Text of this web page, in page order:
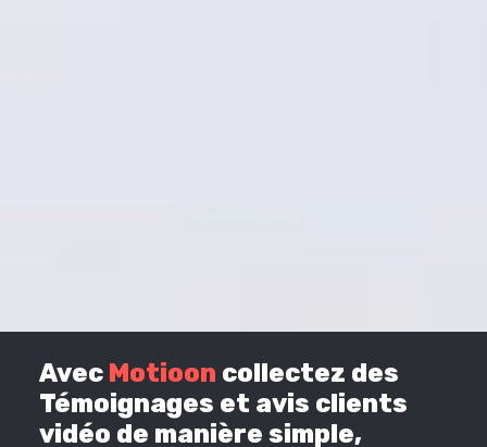
Avec Motioon collectez des
Témoignages et avis clients
vidéo de manière simple,